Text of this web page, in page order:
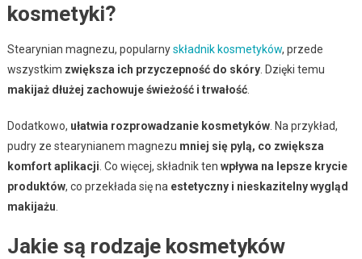
kosmetyki?
Stearynian magnezu, popularnyskładnik kosmetyków, przede
wszystkim zwiększa ich przyczepność do skóry. Dzięki temu
makijaż dłużej zachowuje świeżość i trwałość.
Dodatkowo, ułatwia rozprowadzanie kosmetyków. Na przykład,
pudry ze stearynianem magnezu mniej się pylą, co zwiększa
komfort aplikacji . Co więcej, składnik ten wpływa na lepsze krycie
produktów, co przekłada się na estetyczny i nieskazitelny wygląd
makijażu
Jakie są rodzaje kosmetyków